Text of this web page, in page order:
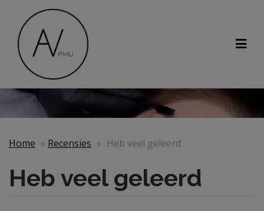
Home » Recensies » Heb veel geleerd
Heb veel geleerd